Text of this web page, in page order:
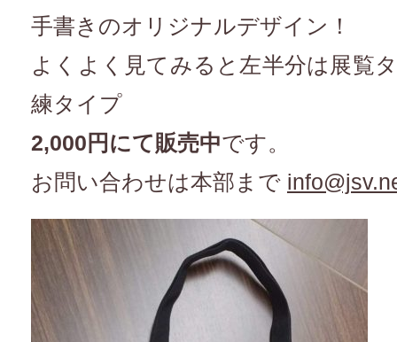
手書きのオリジナルデザイン！
よくよく見てみると左半分は展覧
練タイプ
2,000円にて販売中です。
お問い合わせは本部まで